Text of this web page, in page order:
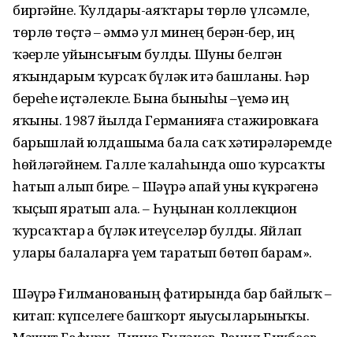
биргәйне. Ҡулдары-аяҡтары төрлө үлсәмле,
төрлө төҫтә – әммә ул минең берҙән-бер, иң
ҡәҙерле уйынсығым булды. Шуны белгән
яҡындарым ҡурсаҡ бүләк итә башланы. Һәр
береһе иҫтәлекле. Бына быныһы –үҙемә иң
яҡыны. 1987 йылда Германияға стажировкаға
барышлай юлдашыма бала саҡ хәтирәләремде
һөйләгәйнем. Галле ҡалаһында ошо ҡурсаҡты
һатып алып бирҙе. – Шәүрә апай уны күкрәгенә
ҡыҫып яратып ала. – Һуңынан коллекцион
ҡурсаҡтар ҙа бүләк итеүселәр булды. Яйлап
уларҙы балаларға үҙем таратып бөтөп барам».
Шәүрә Ғилманованың фатирында бар байлыҡ –
китап: күпселеге башҡорт яҙыусыларыныҡы.